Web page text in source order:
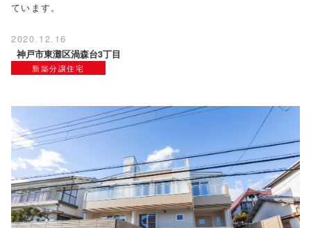
ています。
2020.12.16
神戸市東灘区渦森台3丁目
新築分譲住宅